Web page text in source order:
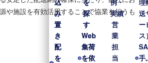
込
み
置
き
配
を
を
探
す
Web
集荷
を依
込
み
置
き
配
を
を
探
す
Web
集荷
を依
例・
実績
営
業
担
当
理
送
ー
ス
手
や施設を有効活用することで協業を行うも